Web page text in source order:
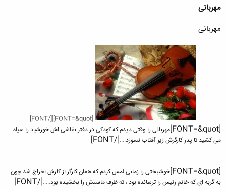
مهربانی
مهربانی
[FONT=&quot][[/FONT]
[FONT=&quot]
مهربانی را وقتی دیدم که کودکی در دفتر نقاشی اش خورشید را سیاه
می کشید تا پدر کارگرش زیر آفتاب نسوزد....[/FONT]​
[FONT=&quot]
خوشبختی را زمانی لمس کردم که همان کارگر از کارش اخراج شد چون
به گربه ای که خانم رئیس را ترسانده بود ، ته ظرف ماستش را بخشیده بود.....[/FONT]​